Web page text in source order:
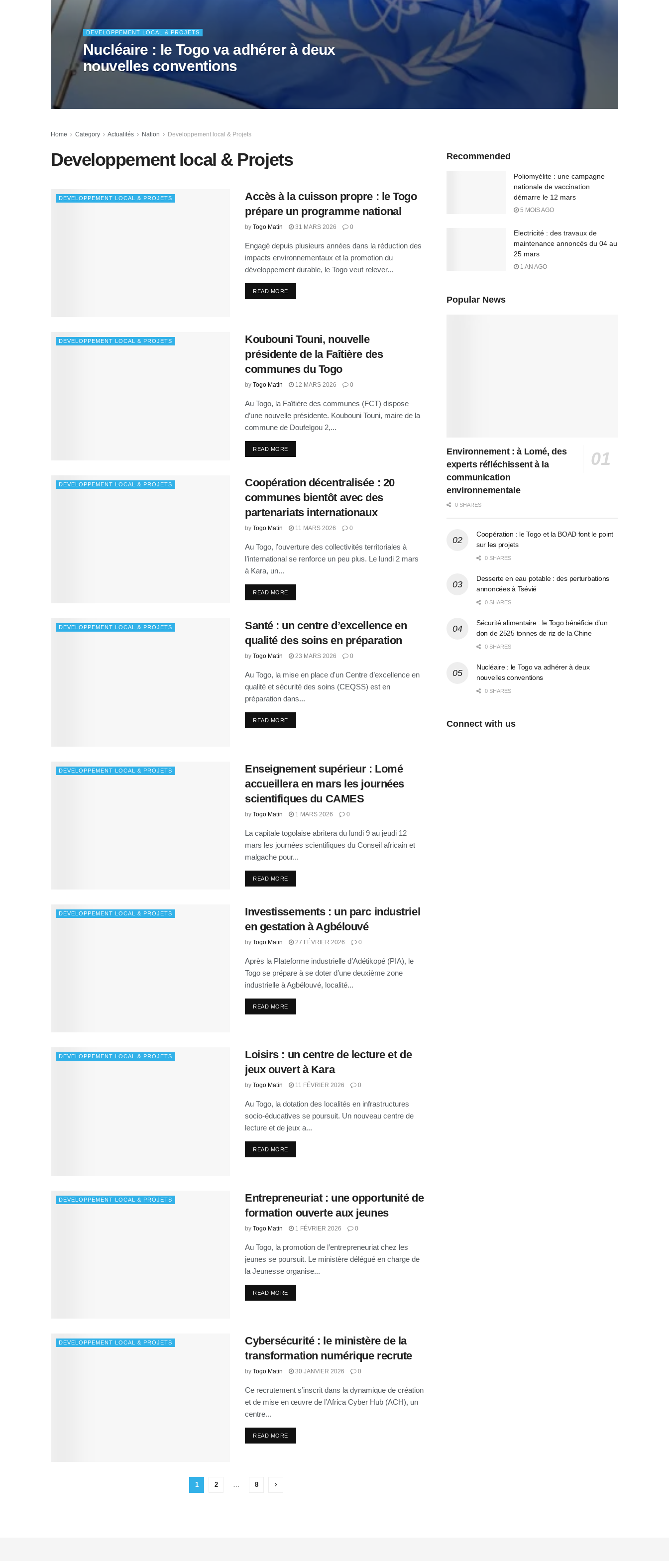
DEVELOPPEMENT LOCAL & PROJETS
Nucléaire : le Togo va adhérer à deux
nouvelles conventions
Home Category Actualités Nation Developpement local & Projets
Developpement local & Projets
DEVELOPPEMENT LOCAL & PROJETS
Accès à la cuisson propre : le Togo
prépare un programme national
by Togo Matin 31 MARS 2026 0
Engagé depuis plusieurs années dans la réduction des
impacts environnementaux et la promotion du
développement durable, le Togo veut relever...
READ MORE
DEVELOPPEMENT LOCAL & PROJETS
Koubouni Touni, nouvelle
présidente de la Faîtière des
communes du Togo
by Togo Matin 12 MARS 2026 0
Au Togo, la Faîtière des communes (FCT) dispose
d’une nouvelle présidente. Koubouni Touni, maire de la
commune de Doufelgou 2,...
READ MORE
DEVELOPPEMENT LOCAL & PROJETS
Coopération décentralisée : 20
communes bientôt avec des
partenariats internationaux
by Togo Matin 11 MARS 2026 0
Au Togo, l’ouverture des collectivités territoriales à
l’international se renforce un peu plus. Le lundi 2 mars
à Kara, un...
READ MORE
DEVELOPPEMENT LOCAL & PROJETS
Santé : un centre d’excellence en
qualité des soins en préparation
by Togo Matin 23 MARS 2026 0
Au Togo, la mise en place d'un Centre d’excellence en
qualité et sécurité des soins (CEQSS) est en
préparation dans...
READ MORE
DEVELOPPEMENT LOCAL & PROJETS
Enseignement supérieur : Lomé
accueillera en mars les journées
scientifiques du CAMES
by Togo Matin 1 MARS 2026 0
La capitale togolaise abritera du lundi 9 au jeudi 12
mars les journées scientifiques du Conseil africain et
malgache pour...
READ MORE
DEVELOPPEMENT LOCAL & PROJETS
Investissements : un parc industriel
en gestation à Agbélouvé
by Togo Matin 27 FÉVRIER 2026 0
Après la Plateforme industrielle d’Adétikopé (PIA), le
Togo se prépare à se doter d’une deuxième zone
industrielle à Agbélouvé, localité...
READ MORE
DEVELOPPEMENT LOCAL & PROJETS
Loisirs : un centre de lecture et de
jeux ouvert à Kara
by Togo Matin 11 FÉVRIER 2026 0
Au Togo, la dotation des localités en infrastructures
socio-éducatives se poursuit. Un nouveau centre de
lecture et de jeux a...
READ MORE
DEVELOPPEMENT LOCAL & PROJETS
Entrepreneuriat : une opportunité de
formation ouverte aux jeunes
by Togo Matin 1 FÉVRIER 2026 0
Au Togo, la promotion de l’entrepreneuriat chez les
jeunes se poursuit. Le ministère délégué en charge de
la Jeunesse organise...
READ MORE
DEVELOPPEMENT LOCAL & PROJETS
Cybersécurité : le ministère de la
transformation numérique recrute
by Togo Matin 30 JANVIER 2026 0
Ce recrutement s’inscrit dans la dynamique de création
et de mise en œuvre de l’Africa Cyber Hub (ACH), un
centre...
READ MORE
1 2 8
Recommended
Poliomyélite : une campagne
nationale de vaccination
démarre le 12 mars
5 MOIS AGO
Electricité : des travaux de
maintenance annoncés du 04 au
25 mars
1 AN AGO
Popular News
Environnement : à Lomé, des
experts réfléchissent à la
communication
environnementale
0 SHARES
Coopération : le Togo et la BOAD font le point
sur les projets
0 SHARES
Desserte en eau potable : des perturbations
annoncées à Tsévié
0 SHARES
Sécurité alimentaire : le Togo bénéficie d’un
don de 2525 tonnes de riz de la Chine
0 SHARES
Nucléaire : le Togo va adhérer à deux
nouvelles conventions
0 SHARES
Connect with us